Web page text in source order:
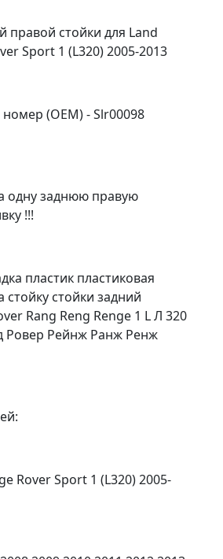
правой стойки для Land
Sport 1 (L320) 2005-2013
(OEM) - Slr00098
одну заднюю правую
!!!
пластик пластиковая
стойку стойки задний
Rang Reng Renge 1 L Л 320
Ровер Рейнж Ранж Ренж
Rover Sport 1 (L320) 2005-